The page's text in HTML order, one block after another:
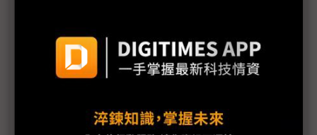
沫」雜音
甲骨文AI伺服器大單一波波 台灣ODM供應鏈有感急
AI訂單多到無法想像 伺服器ODM掀擴產潮